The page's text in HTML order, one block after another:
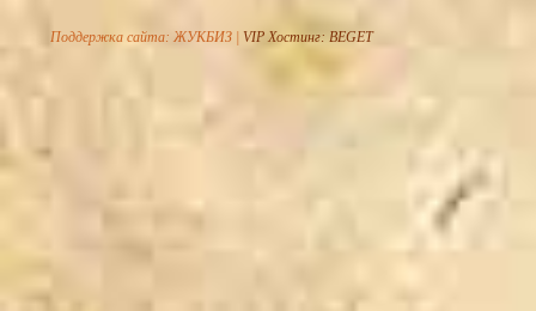
Поддержка сайта: ЖУКБИЗ | VIP Хостинг: BEGET